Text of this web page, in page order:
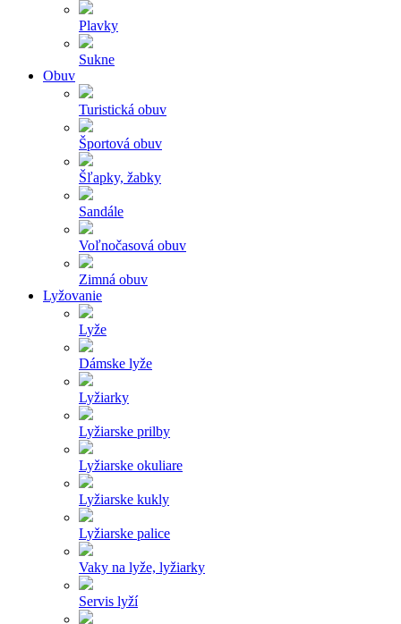
Plavky
Sukne
Obuv
Turistická obuv
Športová obuv
Šľapky, žabky
Sandále
Voľnočasová obuv
Zimná obuv
Lyžovanie
Lyže
Dámske lyže
Lyžiarky
Lyžiarske prilby
Lyžiarske okuliare
Lyžiarske kukly
Lyžiarske palice
Vaky na lyže, lyžiarky
Servis lyží